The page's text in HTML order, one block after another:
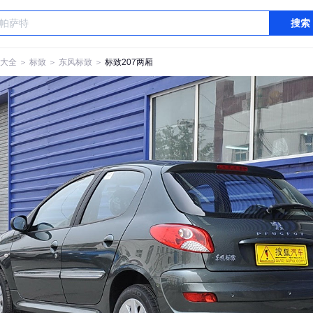
搜索
全 ＞ 标致 ＞ 东风标致 ＞ 标致207两厢